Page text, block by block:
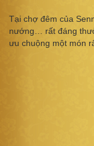
Tại chợ đêm của
nướng… rất đáng
ưu chuộng một món